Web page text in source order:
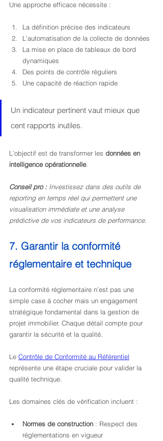
Une approche efficace nécessite :
La définition précise des indicateurs
L’automatisation de la collecte de données
La mise en place de tableaux de bord
dynamiques
Des points de contrôle réguliers
Une capacité de réaction rapide
Un indicateur pertinent vaut mieux que
cent rapports inutiles.
L’objectif est de transformer les données en
intelligence opérationnelle
Conseil pro : Investissez dans des outils de
reporting en temps réel qui permettent une
visualisation immédiate et une analyse
prédictive de vos indicateurs de performance.
7. Garantir la conformité
réglementaire et technique
La conformité réglementaire n’est pas une
simple case à cocher mais un engagement
stratégique fondamental dans la gestion de
projet immobilier. Chaque détail compte pour
garantir la sécurité et la qualité.
Le Contrôle de Conformité au Référentiel
représente une étape cruciale pour valider la
qualité technique.
Les domaines clés de vérification incluent :
Normes de construction : Respect des
réglementations en vigueur